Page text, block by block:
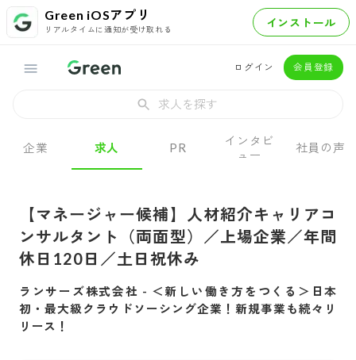
Green iOSアプリ
リアルタイムに通知が受け取れる インストール
ログイン 会員登録
求人を探す
企業 求人 PR
インタビ
ュー
社員の声
【マネージャー候補】人材紹介キャリアコ
ンサルタント（両面型）／上場企業／年間
休日120日／土日祝休み
ランサーズ株式会社 - ＜新しい働き方をつくる＞日本
初・最大級クラウドソーシング企業！新規事業も続々リ
リース！